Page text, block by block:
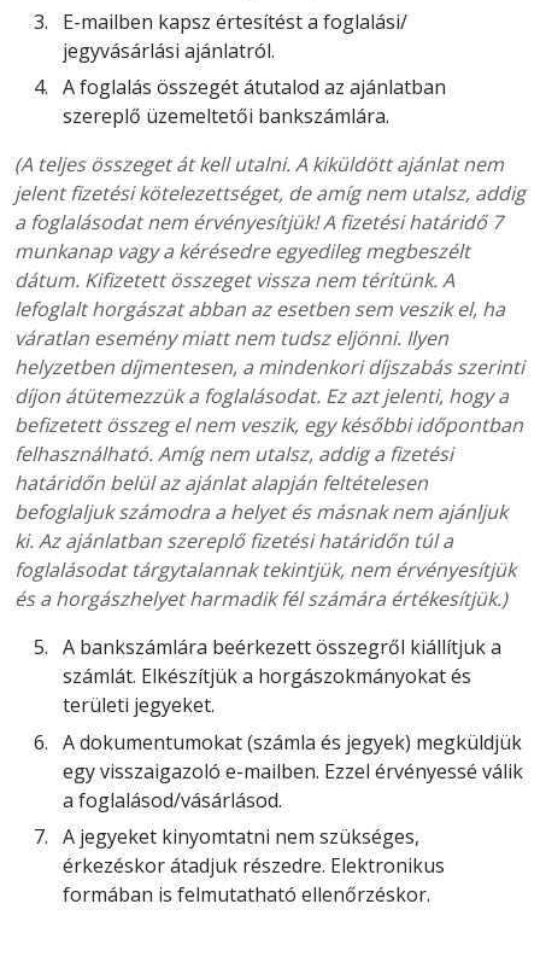
E-mailben kapsz értesítést a foglalási/
jegyvásárlási ajánlatról.
A foglalás összegét átutalod az ajánlatban
szereplő üzemeltetői bankszámlára.
(A teljes összeget át kell utalni. A kiküldött ajánlat nem
jelent fizetési kötelezettséget, de amíg nem utalsz, addig
a foglalásodat nem érvényesítjük! A fizetési határidő 7
munkanap vagy a kérésedre egyedileg megbeszélt
dátum. Kifizetett összeget vissza nem térítünk. A
lefoglalt horgászat abban az esetben sem veszik el, ha
váratlan esemény miatt nem tudsz eljönni. Ilyen
helyzetben díjmentesen, a mindenkori díjszabás szerinti
díjon átütemezzük a foglalásodat. Ez azt jelenti, hogy a
befizetett összeg el nem veszik, egy későbbi időpontban
felhasználható. Amíg nem utalsz, addig a fizetési
határidőn belül az ajánlat alapján feltételesen
befoglaljuk számodra a helyet és másnak nem ajánljuk
ki. Az ajánlatban szereplő fizetési határidőn túl a
foglalásodat tárgytalannak tekintjük, nem érvényesítjük
és a horgászhelyet harmadik fél számára értékesítjük.)
A bankszámlára beérkezett összegről kiállítjuk a
számlát. Elkészítjük a horgászokmányokat és
területi jegyeket.
A dokumentumokat (számla és jegyek) megküldjük
egy visszaigazoló e-mailben. Ezzel érvényessé válik
a foglalásod/vásárlásod.
A jegyeket kinyomtatni nem szükséges,
érkezéskor átadjuk részedre. Elektronikus
formában is felmutatható ellenőrzéskor.